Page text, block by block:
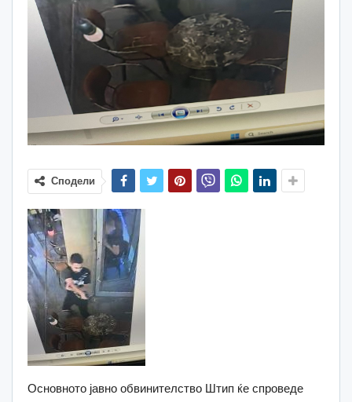
Сподели
Основното јавно обвинителство Штип ќе спроведе